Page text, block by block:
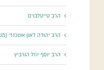
הרב טייטלבוים
הרב יהודה לאון אשכנזי
הרב יוסף יוזל הורביץ